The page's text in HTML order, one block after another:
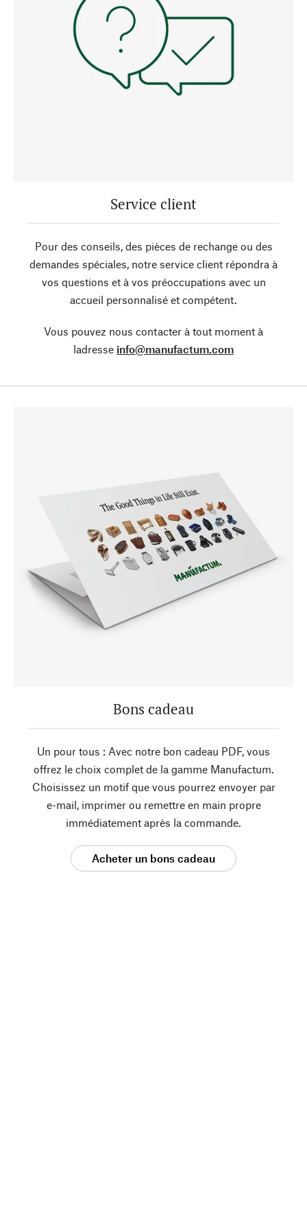
Service client
Pour des conseils, des pièces de rechange ou des
demandes spéciales, notre service client répondra à
vos questions et à vos préoccupations avec un
accueil personnalisé et compétent.
Vous pouvez nous contacter à tout moment à
ladresse info@manufactum.com
Bons cadeau
Un pour tous : Avec notre bon cadeau PDF, vous
offrez le choix complet de la gamme Manufactum.
Choisissez un motif que vous pourrez envoyer par
e-mail, imprimer ou remettre en main propre
immédiatement après la commande.
Acheter un bons cadeau